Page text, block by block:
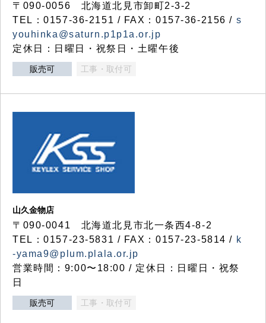
〒090-0056 北海道北見市卸町2-3-2
TEL：0157-36-2151 / FAX：0157-36-2156 / s
youhinka@saturn.p1p1a.or.jp
定休日：日曜日・祝祭日・土曜午後
販売可 工事・取付可
山久金物店
〒090-0041 北海道北見市北一条西4-8-2
TEL：0157-23-5831 / FAX：0157-23-5814 / k
-yama9@plum.plala.or.jp
営業時間：9:00〜18:00 / 定休日：日曜日・祝祭
日
販売可 工事・取付可